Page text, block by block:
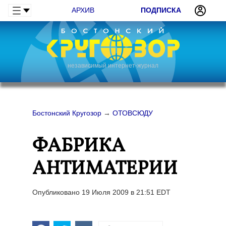
АРХИВ ПОДПИСКА
независимый интернет-журнал
Бостонский Кругозор → ОТОВСЮДУ
ФАБРИКА
АНТИМАТЕРИИ
Опубликовано 19 Июля 2009 в 21:51 EDT